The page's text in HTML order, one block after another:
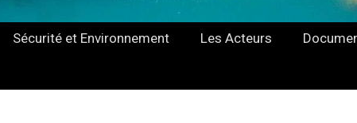
Sécurité et Environnement Les Acteurs